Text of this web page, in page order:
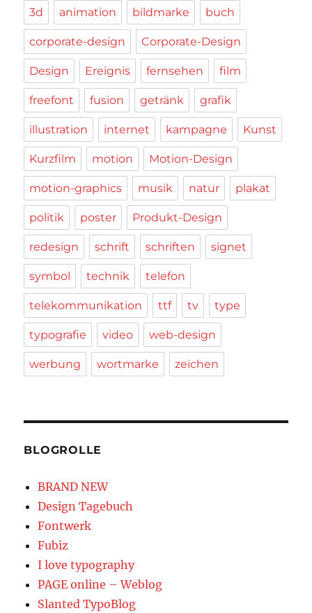
3d animation bildmarke buch
corporate-design Corporate-Design
Design Ereignis fernsehen film
freefont fusion getränk grafik
illustration internet kampagne Kunst
Kurzfilm motion Motion-Design
motion-graphics musik natur plakat
politik poster Produkt-Design
redesign schrift schriften signet
symbol technik telefon
telekommunikation ttf tv type
typografie video web-design
werbung wortmarke zeichen
BLOGROLLE
BRAND NEW
Design Tagebuch
Fontwerk
Fubiz
I love typography
PAGE online – Weblog
Slanted TypoBlog